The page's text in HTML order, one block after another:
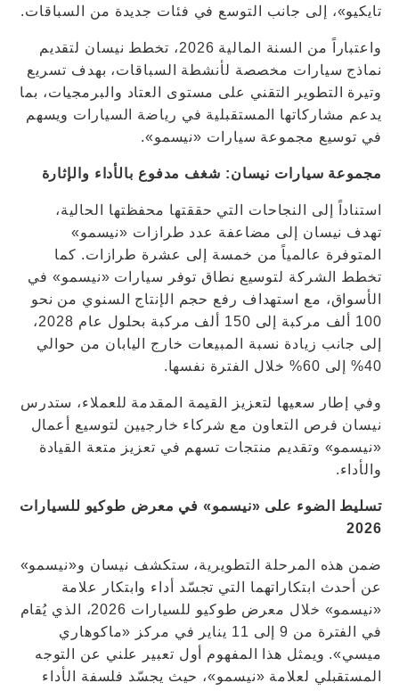
تايكيو»، إلى جانب التوسع في فئات جديدة من السباقات.
واعتباراً من السنة المالية 2026، تخطط نيسان لتقديم
نماذج سيارات مخصصة لأنشطة السباقات، بهدف تسريع
وتيرة التطوير التقني على مستوى العتاد والبرمجيات، بما
يدعم مشاركاتها المستقبلية في رياضة السيارات ويسهم
في توسيع مجموعة سيارات «نيسمو».
مجموعة سيارات نيسان: شغف مدفوع بالأداء والإثارة
استناداً إلى النجاحات التي حققتها محفظتها الحالية،
تهدف نيسان إلى مضاعفة عدد طرازات «نيسمو»
المتوفرة عالمياً من خمسة إلى عشرة طرازات. كما
تخطط الشركة لتوسيع نطاق توفر سيارات «نيسمو» في
الأسواق، مع استهداف رفع حجم الإنتاج السنوي من نحو
100 ألف مركبة إلى 150 ألف مركبة بحلول عام 2028،
إلى جانب زيادة نسبة المبيعات خارج اليابان من حوالي
40% إلى 60% خلال الفترة نفسها.
وفي إطار سعيها لتعزيز القيمة المقدمة للعملاء، ستدرس
نيسان فرص التعاون مع شركاء خارجيين لتوسيع أعمال
«نيسمو» وتقديم منتجات تسهم في تعزيز متعة القيادة
والأداء.
تسليط الضوء على «نيسمو» في معرض طوكيو للسيارات
2026
ضمن هذه المرحلة التطويرية، ستكشف نيسان و«نيسمو»
عن أحدث ابتكاراتهما التي تجسّد أداء وابتكار علامة
«نيسمو» خلال معرض طوكيو للسيارات 2026، الذي يُقام
في الفترة من 9 إلى 11 يناير في مركز «ماكوهاري
ميسي». ويمثل هذا المفهوم أول تعبير علني عن التوجه
المستقبلي لعلامة «نيسمو»، حيث يجسّد فلسفة الأداء